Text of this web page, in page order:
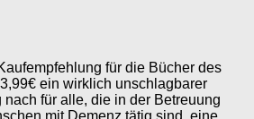
für die Bücher des
ein wirklich unschlagbarer
nach für alle, die in der Betreuung